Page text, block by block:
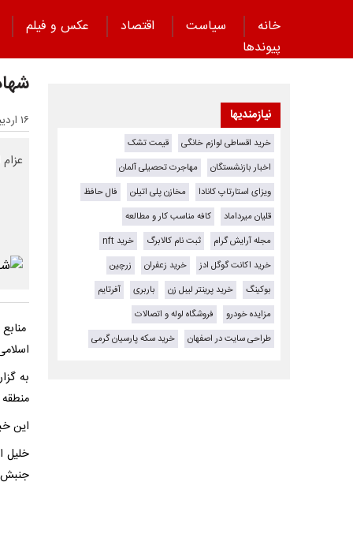
خانه سیاست اقتصاد عکس و فیلم
پیوند‌ها
۱۶ اردیبهشت ۱۴۰۵ - ۲۳:۱۷
به
این
خلیل
نیازمندیها
خرید اقساطی لوازم خانگی
قیمت تشک
اخبار بازنشستگان
مهاجرت تحصیلی آلمان
ویزای استارتاپ کانادا
مخازن پلی اتیلن
فال حافظ
قلیان میرداماد
کافه مناسب کار و مطالعه
مجله آرایش گرام
ثبت نام کالابرگ
خرید nft
خرید اکانت گوگل ادز
خرید زعفران
زرچین
بوکینگ
خرید پرینتر لیبل زن باربری
آفرتایم
مزایده خودرو
فروشگاه لوله و اتصالات
طراحی سایت در اصفهان
خرید سکه پارسیان گرمی